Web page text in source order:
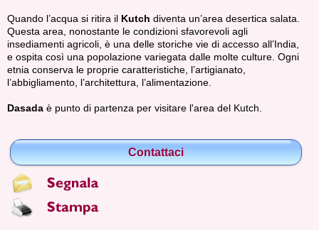
Quando l’acqua si ritira il Kutch diventa un’area desertica salata.
Questa area, nonostante le condizioni sfavorevoli agli
insediamenti agricoli, è una delle storiche vie di accesso all’India,
e ospita così una popolazione variegata dalle molte culture. Ogni
etnia conserva le proprie caratteristiche, l’artigianato,
l’abbigliamento, l’architettura, l’alimentazione.
Dasada è punto di partenza per visitare l'area del Kutch.
Contattaci